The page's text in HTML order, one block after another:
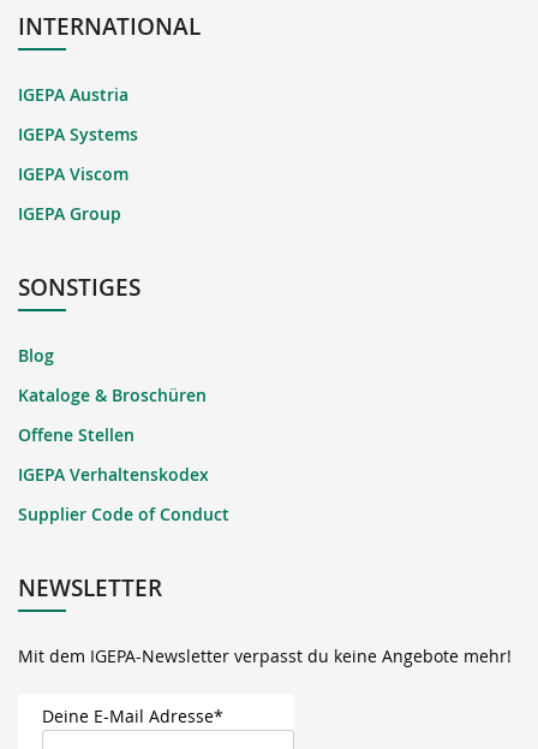
INTERNATIONAL
IGEPA Austria
IGEPA Systems
IGEPA Viscom
IGEPA Group
SONSTIGES
Blog
Kataloge & Broschüren
Offene Stellen
IGEPA Verhaltenskodex
Supplier Code of Conduct
NEWSLETTER
Mit dem IGEPA-Newsletter verpasst du keine Angebote mehr!
Deine E-Mail Adresse*